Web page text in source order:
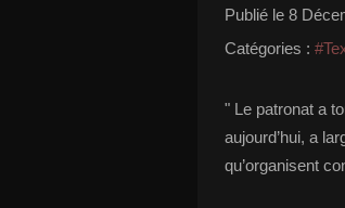
Publié le 8
Catégories :
" Le patronat a
aujourd’hui, a
qu’organisent